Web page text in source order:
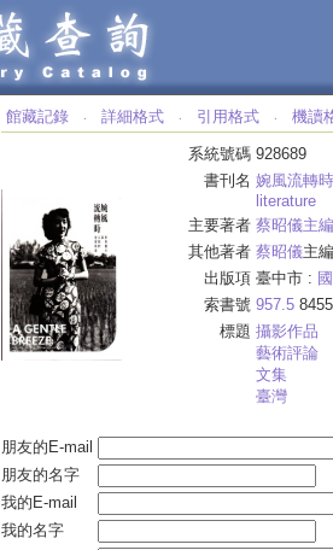
館藏記錄 ‧ 詳細格式 ‧ 引用格式 ‧ 機讀
系統號碼 928689
書刊名 婉風流轉時
literature
主要著者 蔡昭儀主編
其他著者 蔡昭儀主編
出版項 臺中市 :
索書號 957.5 8455
標題 攝影作品
藝術評論
文集
臺灣
朋友的E-mail
朋友的名字
我的E-mail
我的名字